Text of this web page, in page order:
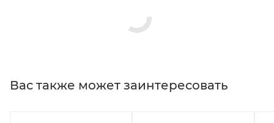
Вас также может заинтересовать